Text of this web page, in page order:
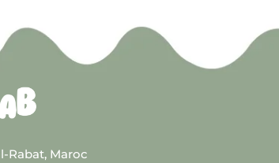
Rabat, Maroc